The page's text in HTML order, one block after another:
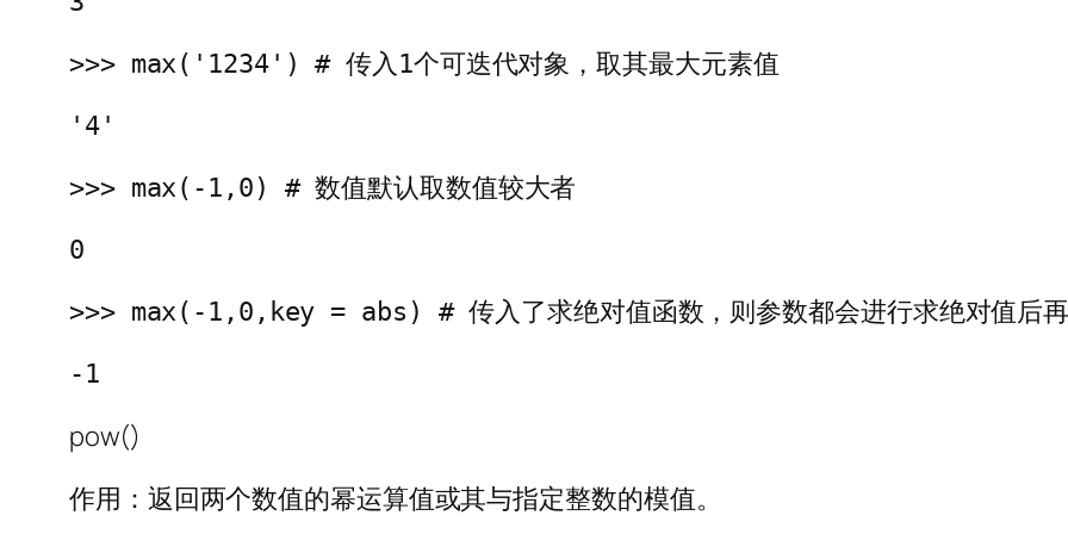
>>> max('1234') # 传入1个可迭代对象，取其最大元素值
'4'
>>> max(-1,0) # 数值默认取数值较大者
0
>>> max(-1,0,key = abs) # 传入了求绝对值函数，则参数都会进行求绝对值后再
-1
pow()
作用：返回两个数值的幂运算值或其与指定整数的模值。